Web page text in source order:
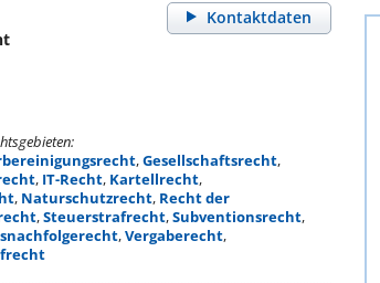
Kontaktdaten
,Gesellschaftsrecht,
, IT-Recht, Kartellrecht,
, Naturschutzrecht, Recht der
,Steuerstrafrecht,Subventionsrecht,
,Vergaberecht,